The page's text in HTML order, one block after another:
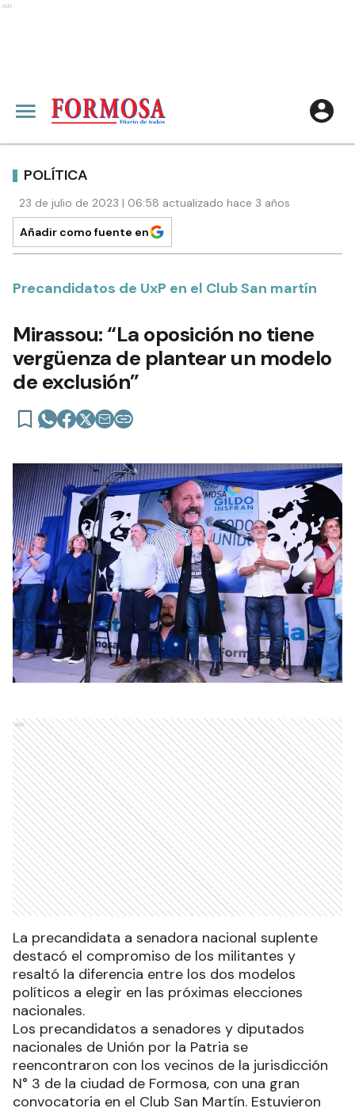
Ads
POLÍTICA
23 de julio de 2023 | 06:58 actualizado hace 3 años
Añadir como fuente en
Precandidatos de UxP en el Club San martín
Mirassou: “La oposición no tiene
vergüenza de plantear un modelo
de exclusión”
Ads
La precandidata a senadora nacional suplente
destacó el compromiso de los militantes y
resaltó la diferencia entre los dos modelos
políticos a elegir en las próximas elecciones
nacionales.
Los precandidatos a senadores y diputados
nacionales de Unión por la Patria se
reencontraron con los vecinos de la jurisdicción
N° 3 de la ciudad de Formosa, con una gran
convocatoria en el Club San Martín. Estuvieron